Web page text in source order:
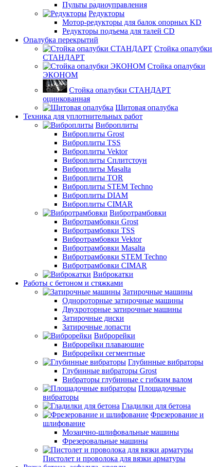
Пульты радиоуправления
Редукторы
Мотор-редукторы для балок опорных KD
Редукторы подъема для талей CD
Опалубка перекрытий
Стойка опалубки
СТАНДАРТ
Стойка опалубки
ЭКОНОМ
Стойка опалубки СТАНДАРТ
оцинкованная
Щитовая опалубка
Техника для уплотнительных работ
Виброплиты
Виброплиты Grost
Виброплиты TSS
Виброплиты Vektor
Виброплиты Сплитстоун
Виброплиты Masalta
Виброплиты TOR
Виброплиты STEM Techno
Виброплиты DIAM
Виброплиты CIMAR
Вибротрамбовки
Вибротрамбовки Grost
Вибротрамбовки TSS
Вибротрамбовки Vektor
Вибротрамбовки Masalta
Вибротрамбовки STEM Techno
Вибротрамбовки CIMAR
Виброкатки
Работы с бетоном и стяжками
Затирочные машины
Однороторные затирочные машины
Двухроторные затирочные машины
Затирочные диски
Затирочные лопасти
Виброрейки
Виброрейки плавающие
Виброрейки сегментные
Глубинные вибраторы
Глубинные вибраторы Grost
Вибраторы глубинные с гибким валом
Площадочные
вибраторы
Гладилки для бетона
Фрезерование и
шлифование
Мозаично-шлифовальные машины
Фрезеровальные машины
Пистолет и проволока для вязки арматуры